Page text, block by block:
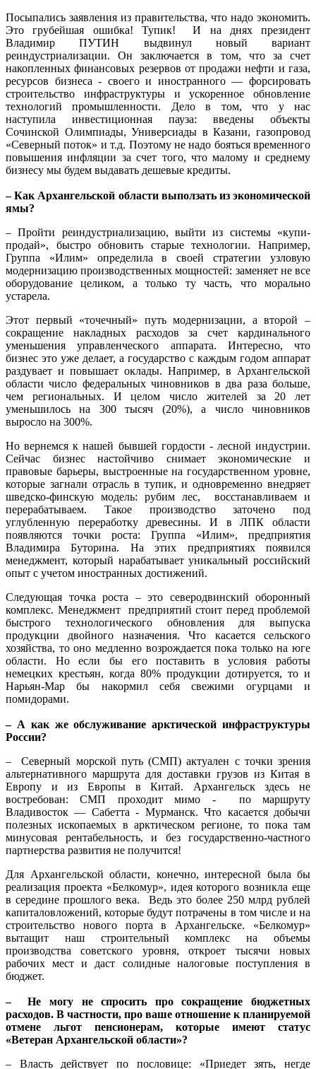
Посыпались заявления из правительства, что надо экономить.
Это грубейшая ошибка! Тупик! И на днях президент
Владимир ПУТИН выдвинул новый вариант
реиндустриализации. Он заключается в том, что за счет
накопленных финансовых резервов от продажи нефти и газа,
ресурсов бизнеса - своего и иностранного — форсировать
строительство инфраструктуры и ускоренное обновление
технологий промышленности. Дело в том, что у нас
наступила инвестиционная пауза: введены объекты
Сочинской Олимпиады, Универсиады в Казани, газопровод
«Северный поток» и т.д. Поэтому не надо бояться временного
повышения инфляции за счет того, что малому и среднему
бизнесу мы будем выдавать дешевые кредиты.
– Как Архангельской области выползать из экономической
ямы?
– Пройти реиндустриализацию, выйти из системы «купи-
продай», быстро обновить старые технологии. Например,
Группа «Илим» определила в своей стратегии узловую
модернизацию производственных мощностей: заменяет не все
оборудование целиком, а только ту часть, что морально
устарела.
Этот первый «точечный» путь модернизации, а второй –
сокращение накладных расходов за счет кардинального
уменьшения управленческого аппарата. Интересно, что
бизнес это уже делает, а государство с каждым годом аппарат
раздувает и повышает оклады. Например, в Архангельской
области число федеральных чиновников в два раза больше,
чем региональных. И целом число жителей за 20 лет
уменьшилось на 300 тысяч (20%), а число чиновников
выросло на 300%.
Но вернемся к нашей бывшей гордости - лесной индустрии.
Сейчас бизнес настойчиво снимает экономические и
правовые барьеры, выстроенные на государственном уровне,
которые загнали отрасль в тупик, и одновременно внедряет
шведско-финскую модель: рубим лес, восстанавливаем и
перерабатываем. Такое производство заточено под
углубленную переработку древесины. И в ЛПК области
появляются точки роста: Группа «Илим», предприятия
Владимира Буторина. На этих предприятиях появился
менеджмент, который нарабатывает уникальный российский
опыт с учетом иностранных достижений.
Следующая точка роста – это северодвинский оборонный
комплекс. Менеджмент предприятий стоит перед проблемой
быстрого технологического обновления для выпуска
продукции двойного назначения. Что касается сельского
хозяйства, то оно медленно возрождается пока только на юге
области. Но если бы его поставить в условия работы
немецких крестьян, когда 80% продукции дотируется, то и
Нарьян-Мар бы накормил себя свежими огурцами и
помидорами.
– А как же обслуживание арктической инфраструктуры
России?
– Северный морской путь (СМП) актуален с точки зрения
альтернативного маршрута для доставки грузов из Китая в
Европу и из Европы в Китай. Архангельск здесь не
востребован: СМП проходит мимо - по маршруту
Владивосток — Сабетта - Мурманск. Что касается добычи
полезных ископаемых в арктическом регионе, то пока там
минусовая рентабельность, и без государственно-частного
партнерства развития не получится!
Для Архангельской области, конечно, интересной была бы
реализация проекта «Белкомур», идея которого возникла еще
в середине прошлого века. Ведь это более 250 млрд рублей
капиталовложений, которые будут потрачены в том числе и на
строительство нового порта в Архангельске. «Белкомур»
вытащит наш строительный комплекс на объемы
производства советского уровня, откроет тысячи новых
рабочих мест и даст солидные налоговые поступления в
бюджет.
– Не могу не спросить про сокращение бюджетных
расходов. В частности, про ваше отношение к планируемой
отмене льгот пенсионерам, которые имеют статус
«Ветеран Архангельской области»?
– Власть действует по пословице: «Приедет зять, негде